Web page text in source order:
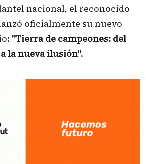
nacional, el reconocido
oficialmente su nuevo
"Tierra de campeones: del
la nueva ilusión".